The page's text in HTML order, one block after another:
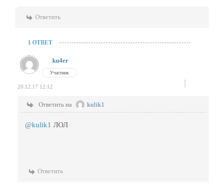
Ответить
1 ОТВЕТ
ku4er
Участник
20.12.17 12:12
Ответить на kulik1
@kulik1 ЛОЛ
Ответить